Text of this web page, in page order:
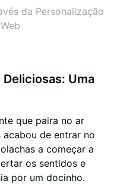
da Personalização
Uma
que paira no ar
de entrar no
a começar a
os sentidos e
por um docinho.